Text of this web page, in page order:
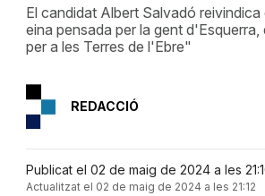
El candidat Albert Salvadó
eina pensada per la gent d'Esquerra,
per a les Terres de l'Ebre"
REDACCIÓ
Publicat el 02 de maig de 2024 a les
Actualitzat el 02 de maig de 2024 a les 21:12